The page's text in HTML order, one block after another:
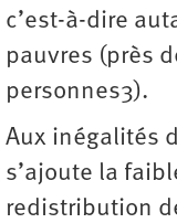
c’est-à-dire
pauvres (près
personnes3).
Aux inégalités
s’ajoute la
redistribution